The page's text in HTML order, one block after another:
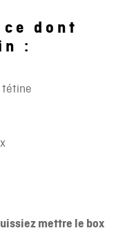
dont
:
tétine
mettre le box